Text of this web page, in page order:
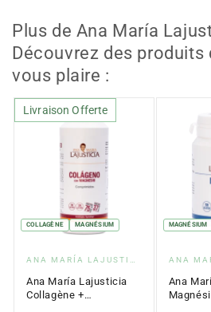
+
Magnésium
350GR
Poudre
+
Magnésium
350GR
Poudre
Plus de Ana María
Découvrez des produits
vous plaire :
Livraison Offerte
COLLAGÈNE MAGNÉSIUM
Fournisseur
:
Ana María Lajusticia
Collagène +
MAGNÉSIUM
:
Ana